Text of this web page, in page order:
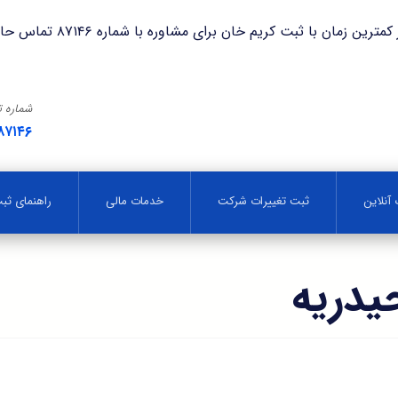
کریم خان برای مشاوره با شماره ۸۷۱۴۶ تماس حاصل فرمایید.
ثبت تغییرات شرکت خدمات مالی راهنمای